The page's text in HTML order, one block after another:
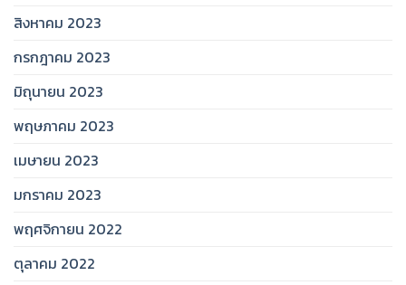
สิงหาคม 2023
กรกฎาคม 2023
มิถุนายน 2023
พฤษภาคม 2023
เมษายน 2023
มกราคม 2023
พฤศจิกายน 2022
ตุลาคม 2022